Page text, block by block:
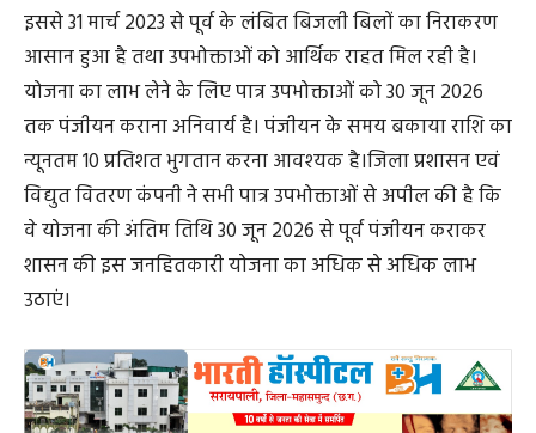
इससे 31 मार्च 2023 से पूर्व के लंबित बिजली बिलों का निराकरण
आसान हुआ है तथा उपभोक्ताओं को आर्थिक राहत मिल रही है।
योजना का लाभ लेने के लिए पात्र उपभोक्ताओं को 30 जून 2026
तक पंजीयन कराना अनिवार्य है। पंजीयन के समय बकाया राशि का
न्यूनतम 10 प्रतिशत भुगतान करना आवश्यक है।जिला प्रशासन एवं
विद्युत वितरण कंपनी ने सभी पात्र उपभोक्ताओं से अपील की है कि
वे योजना की अंतिम तिथि 30 जून 2026 से पूर्व पंजीयन कराकर
शासन की इस जनहितकारी योजना का अधिक से अधिक लाभ
उठाएं।